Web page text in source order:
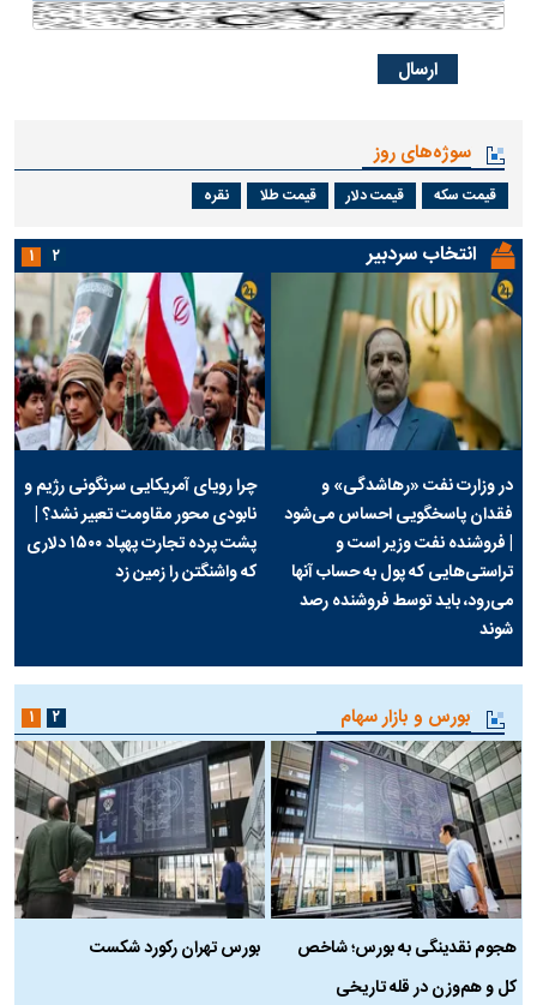
سوژه‌های روز
قیمت سکه قیمت دلار قیمت طلا نقره
انتخاب سردبیر
در وزارت نفت «رهاشدگی» و
فقدان پاسخگویی احساس می‌شود
| فروشنده نفت وزیر است و
تراستی‌هایی که پول به حساب آنها
می‌رود، باید توسط فروشنده رصد
شوند
چرا رویای آمریکایی سرنگونی رژیم و
نابودی محور مقاومت تعبیر نشد؟ |
پشت پرده تجارت پهپاد‌ ۱۵۰۰ دلاری
که واشنگتن را زمین زد
۱ ۲
بورس و بازار سهام
هجوم نقدینگی به بورس؛ شاخص
کل و هم‌وزن در قله تاریخی
بورس تهران رکورد شکست
۱ ۲